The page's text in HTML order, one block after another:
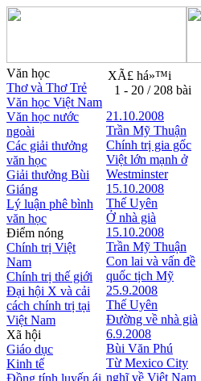
Văn học
Thơ và Thơ Trẻ
Văn học Việt Nam
Văn học nước
ngoài
Các giải thưởng
văn học
Giải thưởng Bùi
Giáng
Lý luận phê bình
văn học
Điểm nóng
Chính trị Việt
Nam
Chính trị thế giới
Đại hội X và cải
cách chính trị tại
Việt Nam
Xã hội
Giáo dục
Kinh tế
Đồng tính luyến ái
XÃ£ há»™i
1 - 20 / 208 bài
21.10.2008
Trần Mỹ Thuận
Chính trị gia gốc
Việt lớn mạnh ở
Westminster
15.10.2008
Thế Uyên
Ở nhà già
15.10.2008
Trần Mỹ Thuận
Con lai và vấn đề
quốc tịch Mỹ
25.9.2008
Thế Uyên
Đường về nhà già
6.9.2008
Bùi Văn Phú
Từ Mexico City
nghĩ về Việt Nam